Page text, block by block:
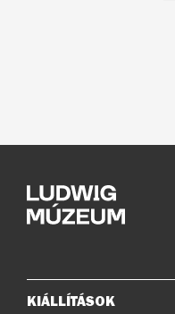
KIÁLLÍTÁSOK